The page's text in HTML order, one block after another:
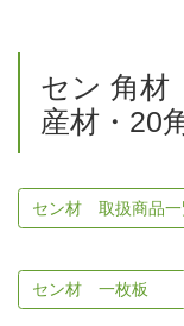
セン 角材
産材・20
セン材 取扱商品一
セン材 一枚板